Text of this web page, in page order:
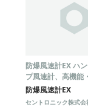
防爆風速計EX ハ
プ風速計、高機能
でお手軽に風速測
防爆風速計EX
セントロニック株式会